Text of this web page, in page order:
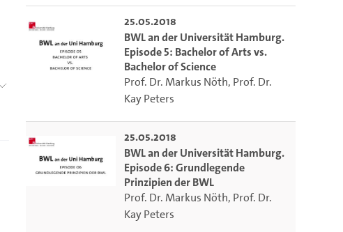
field to select the current time.
25.05.2018
BWL an der Universität Hamburg.
Episode 5: Bachelor of Arts vs.
Bachelor of Science
Prof. Dr. Markus Nöth, Prof. Dr.
Kay Peters
25.05.2018
BWL an der Universität Hamburg.
Episode 6: Grundlegende
Prinzipien der BWL
Prof. Dr. Markus Nöth, Prof. Dr.
Kay Peters